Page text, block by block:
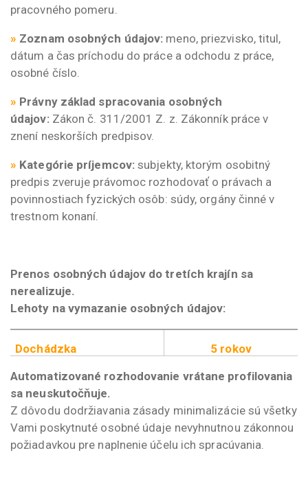
pracovného pomeru.
» Zoznam osobných údajov: meno, priezvisko, titul,
dátum a čas príchodu do práce a odchodu z práce,
osobné číslo.
» Právny základ spracovania osobných
údajov:Zákon č. 311/2001 Z. z. Zákonník práce v
znení neskorších predpisov.
» Kategórie príjemcov: subjekty, ktorým osobitný
predpis zveruje právomoc rozhodovať o právach a
povinnostiach fyzických osôb: súdy, orgány činné v
trestnom konaní.
Prenos osobných údajov do tretích krajín sa
nerealizuje.
Lehoty na vymazanie osobných údajov:
Dochádzka
5 rokov
Automatizované rozhodovanie vrátane profilovania
sa neuskutočňuje.
Z dôvodu dodržiavania zásady minimalizácie sú všetky
Vami poskytnuté osobné údaje nevyhnutnou zákonnou
požiadavkou pre naplnenie účelu ich spracúvania.